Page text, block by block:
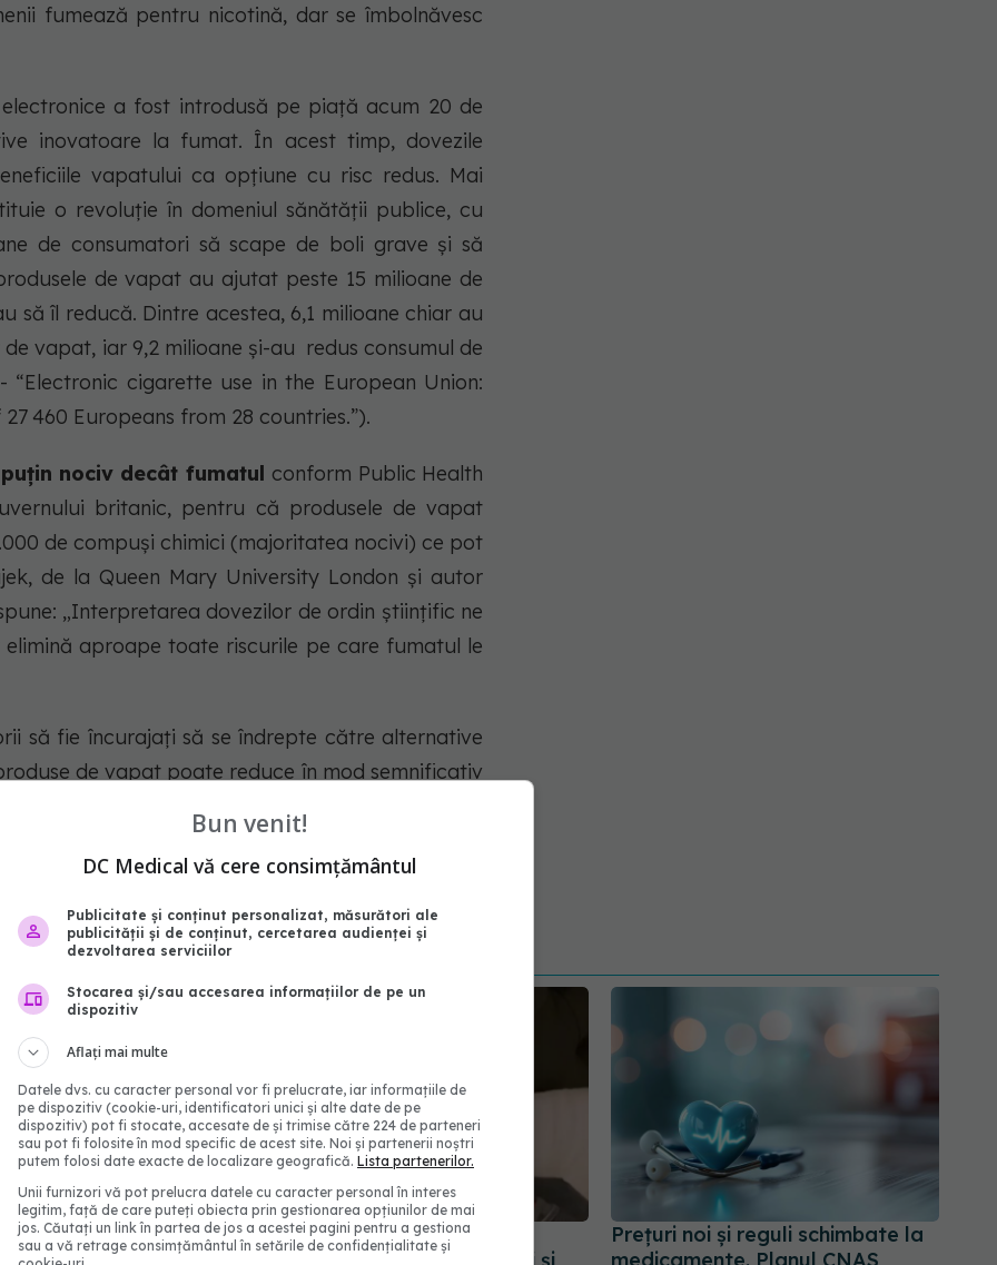
fumează pentru nicotină, dar se îmbolnăvesc
a fost introdusă pe piață acum 20 de
inovatoare la fumat. În acest timp, dovezile
vapatului ca opțiune cu risc redus. Mai
o revoluție în domeniul sănătății publice, cu
de consumatori să scape de boli grave și să
de vapat au ajutat peste 15 milioane de
să îl reducă. Dintre acestea, 6,1 milioane chiar au
vapat, iar 9,2 milioane și-au redus consumul de
cigarette use in the European Union:
460 Europeans from 28 countries.”).
nociv decât fumatul conform Public Health
britanic, pentru că produsele de vapat
de compuși chimici (majoritatea nocivi) ce pot
de la Queen Mary University London și autor
„Interpretarea dovezilor de ordin științific ne
aproape toate riscurile pe care fumatul le
să fie încurajați să se îndrepte către alternative
de vapat poate reduce în mod semnificativ
prin expunere mult mai redusă la carcinogeni și
Boboi.
de bani în
Alina Pușcău, diagnostic
Prețuri noi și reguli schimbate la
Bun venit!
DC Medical vă cere consimțământul
Publicitate și conținut personalizat, măsurători ale
publicității și de conținut, cercetarea audienței și
dezvoltarea serviciilor
Stocarea și/sau accesarea informațiilor de pe un
dispozitiv
Aflați mai multe
Datele dvs. cu caracter personal vor fi prelucrate, iar informațiile de
pe dispozitiv (cookie-uri, identificatori unici și alte date de pe
dispozitiv) pot fi stocate, accesate de și trimise către 224 de parteneri
sau pot fi folosite în mod specific de acest site. Noi și partenerii noștri
putem folosi date exacte de localizare geografică. Lista partenerilor.
Unii furnizori vă pot prelucra datele cu caracter personal în interes
legitim, față de care puteți obiecta prin gestionarea opțiunilor de mai
jos. Căutați un link în partea de jos a acestei pagini pentru a gestiona
sau a vă retrage consimțământul în setările de confidențialitate și